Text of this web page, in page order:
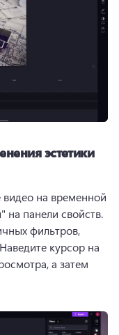
эстетики
видео на временной
на панели свойств.
фильтров,
курсор на
а затем